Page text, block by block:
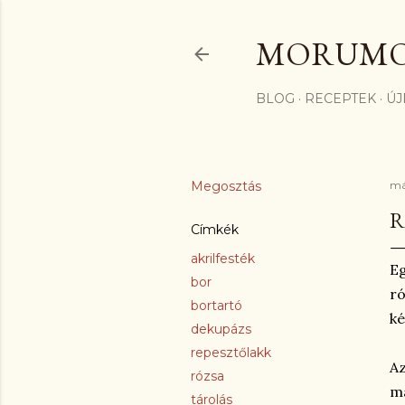
BLOG RECEPTEK
Megosztás
Címkék
akrilfesték
bor
bortartó
dekupázs
repesztőlakk
rózsa
tárolás